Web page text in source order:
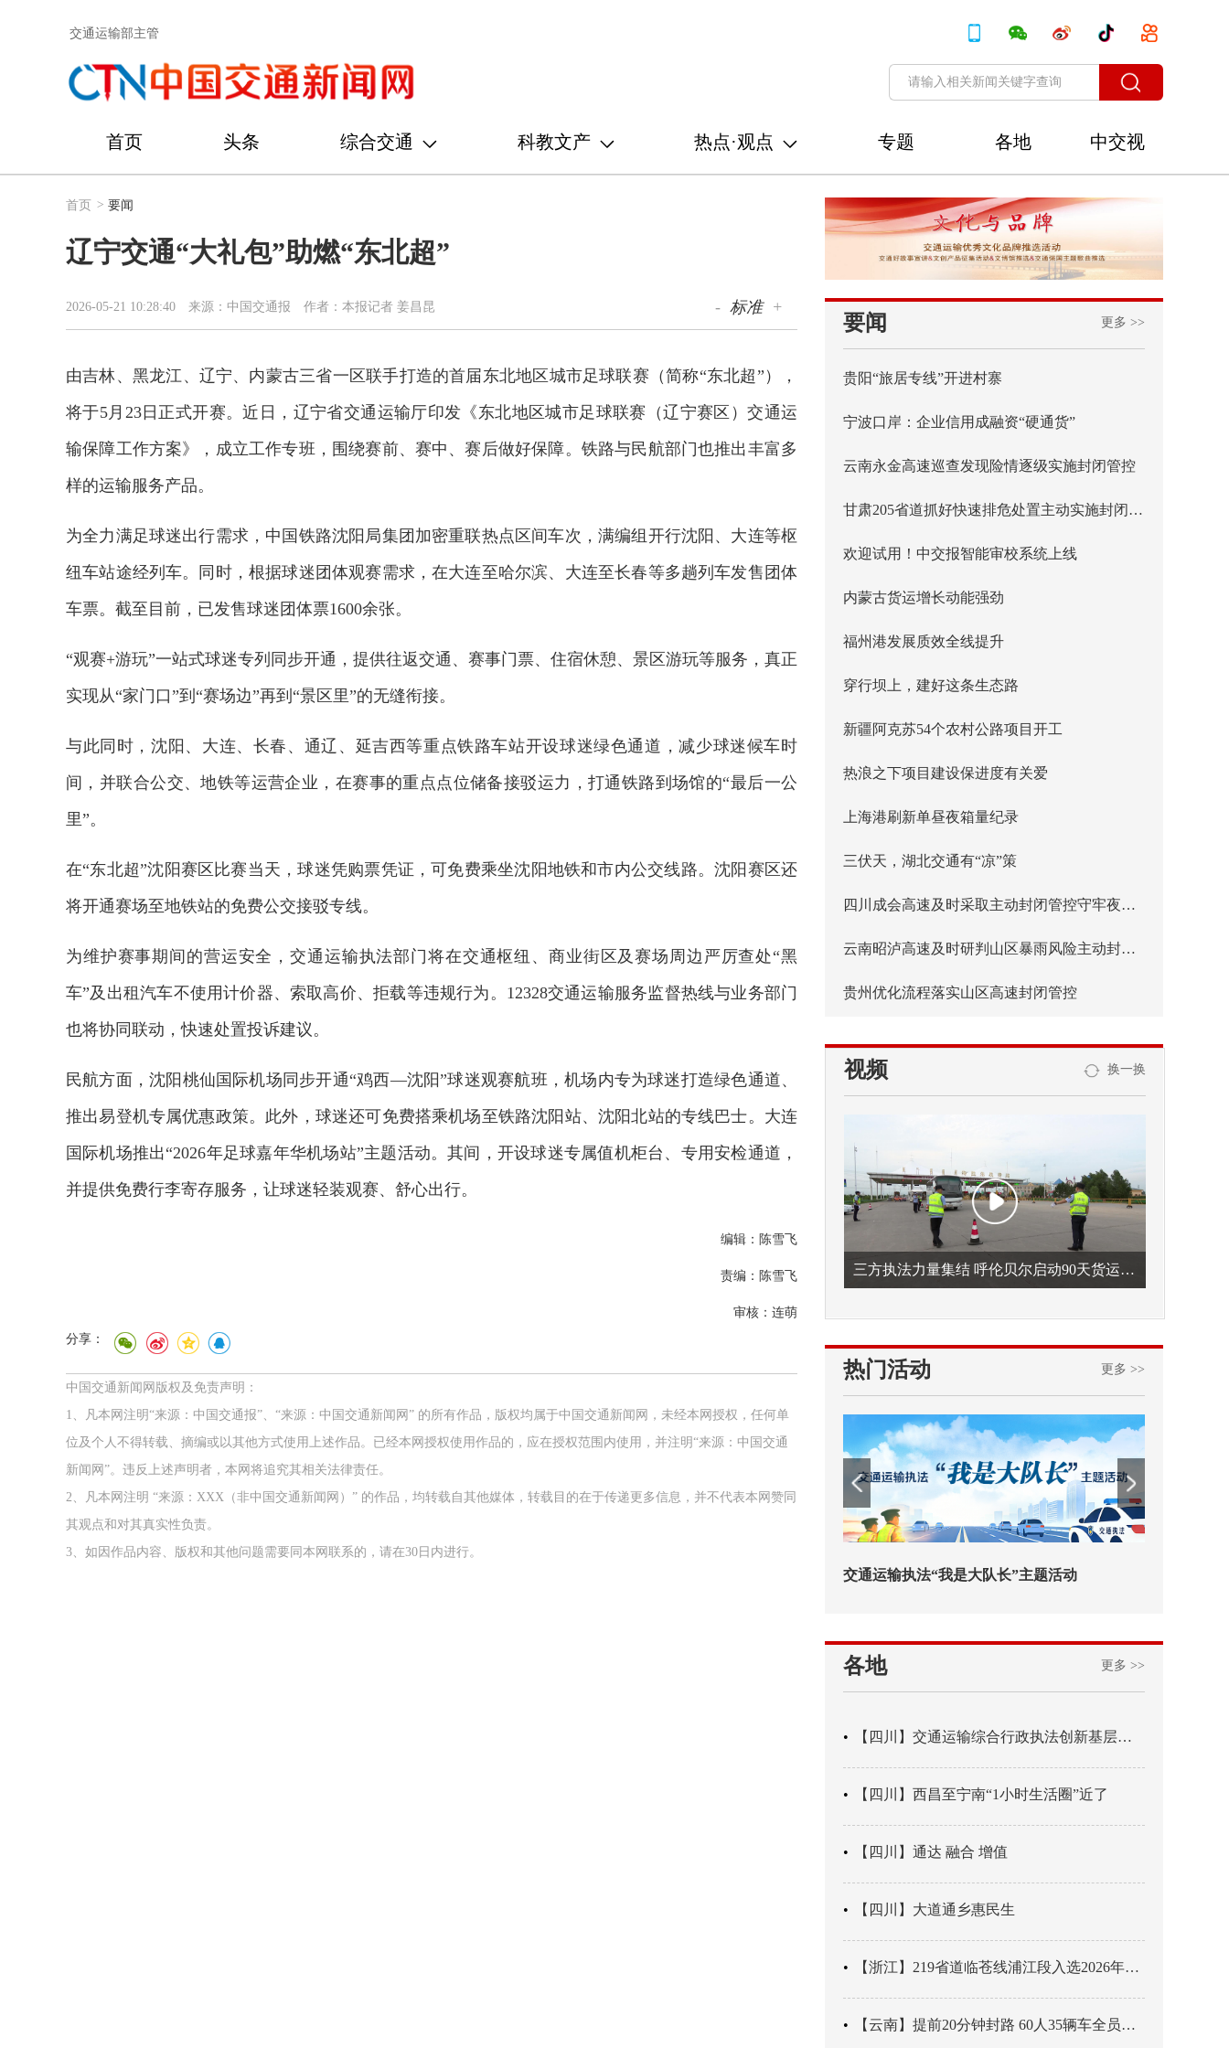
交通运输部主管
首页 头条 综合交通 科教文产 热点·观点 专题 各地
中交视
讯
首页 > 要闻
辽宁交通“大礼包”助燃“东北超”
2026-05-21 10:28:40 来源：中国交通报 作者：本报记者 姜昌昆 - 标准 +
由吉林、黑龙江、辽宁、内蒙古三省一区联手打造的首届东北地区城市足球联赛（简称“东北超”），
将于5月23日正式开赛。近日，辽宁省交通运输厅印发《东北地区城市足球联赛（辽宁赛区）交通运
输保障工作方案》，成立工作专班，围绕赛前、赛中、赛后做好保障。铁路与民航部门也推出丰富多
样的运输服务产品。
为全力满足球迷出行需求，中国铁路沈阳局集团加密重联热点区间车次，满编组开行沈阳、大连等枢
纽车站途经列车。同时，根据球迷团体观赛需求，在大连至哈尔滨、大连至长春等多趟列车发售团体
车票。截至目前，已发售球迷团体票1600余张。
“观赛+游玩”一站式球迷专列同步开通，提供往返交通、赛事门票、住宿休憩、景区游玩等服务，真正
实现从“家门口”到“赛场边”再到“景区里”的无缝衔接。
与此同时，沈阳、大连、长春、通辽、延吉西等重点铁路车站开设球迷绿色通道，减少球迷候车时
间，并联合公交、地铁等运营企业，在赛事的重点点位储备接驳运力，打通铁路到场馆的“最后一公
里”。
在“东北超”沈阳赛区比赛当天，球迷凭购票凭证，可免费乘坐沈阳地铁和市内公交线路。沈阳赛区还
将开通赛场至地铁站的免费公交接驳专线。
为维护赛事期间的营运安全，交通运输执法部门将在交通枢纽、商业街区及赛场周边严厉查处“黑
车”及出租汽车不使用计价器、索取高价、拒载等违规行为。12328交通运输服务监督热线与业务部门
也将协同联动，快速处置投诉建议。
民航方面，沈阳桃仙国际机场同步开通“鸡西—沈阳”球迷观赛航班，机场内专为球迷打造绿色通道、
推出易登机专属优惠政策。此外，球迷还可免费搭乘机场至铁路沈阳站、沈阳北站的专线巴士。大连
国际机场推出“2026年足球嘉年华机场站”主题活动。其间，开设球迷专属值机柜台、专用安检通道，
并提供免费行李寄存服务，让球迷轻装观赛、舒心出行。
编辑：陈雪飞
责编：陈雪飞
审核：连萌
分享：
中国交通新闻网版权及免责声明：
1、凡本网注明“来源：中国交通报”、“来源：中国交通新闻网” 的所有作品，版权均属于中国交通新闻网，未经本网授权，任何单
位及个人不得转载、摘编或以其他方式使用上述作品。已经本网授权使用作品的，应在授权范围内使用，并注明“来源：中国交通
新闻网”。违反上述声明者，本网将追究其相关法律责任。
2、凡本网注明 “来源：XXX（非中国交通新闻网）” 的作品，均转载自其他媒体，转载目的在于传递更多信息，并不代表本网赞同
其观点和对其真实性负责。
3、如因作品内容、版权和其他问题需要同本网联系的，请在30日内进行。
要闻 更多 >>
贵阳“旅居专线”开进村寨
宁波口岸：企业信用成融资“硬通货”
云南永金高速巡查发现险情逐级实施封闭管控
甘肃205省道抓好快速排危处置主动实施封闭管控
欢迎试用！中交报智能审校系统上线
内蒙古货运增长动能强劲
福州港发展质效全线提升
穿行坝上，建好这条生态路
新疆阿克苏54个农村公路项目开工
热浪之下项目建设保进度有关爱
上海港刷新单昼夜箱量纪录
三伏天，湖北交通有“凉”策
四川成会高速及时采取主动封闭管控守牢夜间安全防线
云南昭泸高速及时研判山区暴雨风险主动封闭管控
贵州优化流程落实山区高速封闭管控
视频 换一换
三方执法力量集结 呼伦贝尔启动90天货运车辆违法专项整治
热门活动 更多 >>
欢迎试用！中交报智能审校系统上线
各地 更多 >>
【四川】交通运输综合行政执法创新基层辖区治理“4+3” 新模式
【四川】西昌至宁南“1小时生活圈”近了
【四川】通达 融合 增值
【四川】大道通乡惠民生
【浙江】219省道临苍线浦江段入选2026年度美丽公路项目展示交流活动名单
【云南】提前20分钟封路 60人35辆车全员平安